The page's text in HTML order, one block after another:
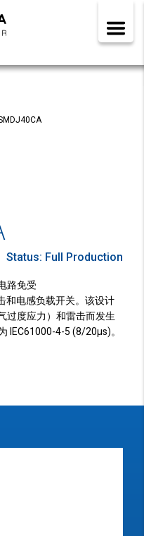
Status: Full Production
路免受
和电感负载开关。该设计
过度应力）和雷击而发生
IEC61000-4-5 (8/20µs)。